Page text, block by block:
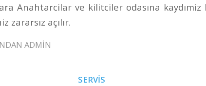
Anahtarcilar ve kilitciler odasına kaydımiz
zararsız açılır.
ADMIN
SERVIS